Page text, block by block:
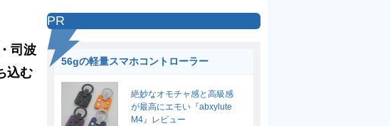
司波
込む
PR
56gの軽量スマホコントローラー
絶妙なオモチャ感と高級感
が最高にエモい『abxylute
M4』レビュー